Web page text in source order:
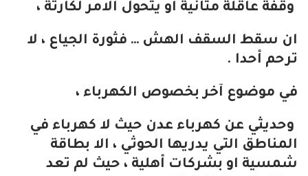
وقفة عاقلة متأنية او يتحول الامر لكارثة ،
ان سقط السقف الهش … فثورة الجياع ، لا
ترحم أحدا .
في موضوع آخر بخصوص الكهرباء ،
وحديثي عن كهرباء عدن حيث لا كهرباء في
المناطق التي يدريها الحوثي ، الا بطاقة
شمسية او بشركات أهلية ، حيث لم تعد